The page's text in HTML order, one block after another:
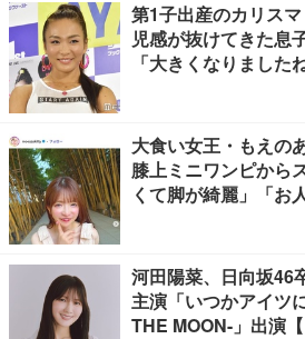
第1子出産のカリス
児感が抜けてきた息
「大きくなりました
大食い女王・もえの
膝上ミニワンピから
くて脚が綺麗」「お
河田陽菜、日向坂46
主演「いつかアイツ
THE MOON-」出演【